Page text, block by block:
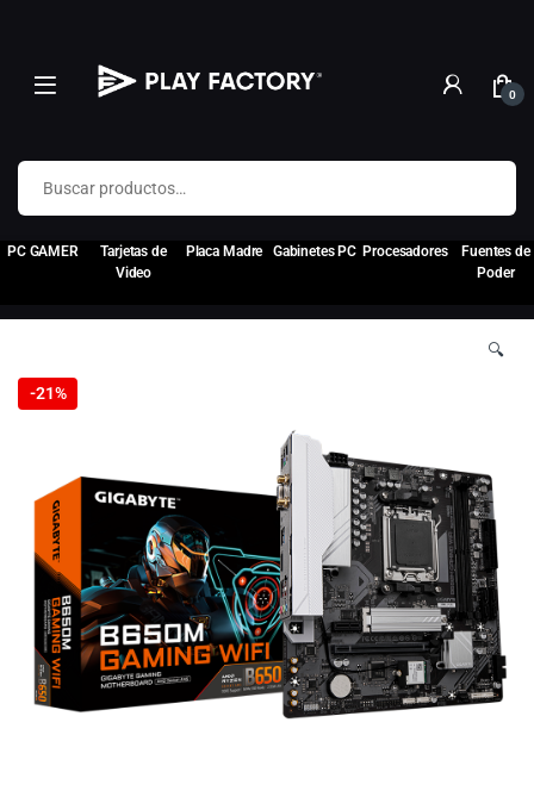
0
Buscar por:
PC GAMER
Tarjetas de
Video
Placa Madre Gabinetes PC Procesadores
Fuentes de
Poder
-21%
🔍